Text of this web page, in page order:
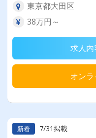
東京都大田区
38万円～
求人内
オン
新着 7/31掲載